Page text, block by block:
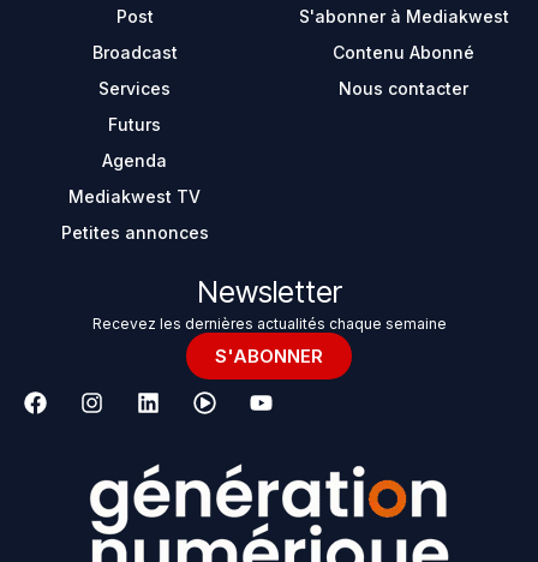
Post
Broadcast
Services
Futurs
Agenda
Mediakwest TV
Petites annonces
S'abonner à Mediakwest
Contenu Abonné
Nous contacter
Newsletter
Recevez les dernières actualités chaque semaine
S'ABONNER